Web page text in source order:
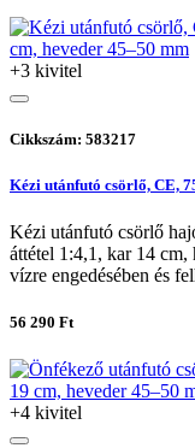
+3 kivitel
Cikkszám: 583217
Kézi utánfutó csörlő, CE,
Kézi utánfutó csörlő
áttétel 1:4,1, kar 14 cm,
vízre engedésében és
56 290 Ft
+4 kivitel